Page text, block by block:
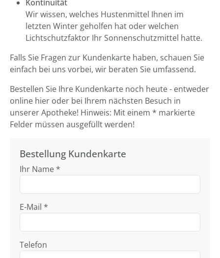
Kontinuität
Wir wissen, welches Hustenmittel Ihnen im
letzten Winter geholfen hat oder welchen
Lichtschutzfaktor Ihr Sonnenschutzmittel hatte.
Falls Sie Fragen zur Kundenkarte haben, schauen Sie
einfach bei uns vorbei, wir beraten Sie umfassend.
Bestellen Sie Ihre Kundenkarte noch heute - entweder
online hier oder bei Ihrem nächsten Besuch in
unserer Apotheke! Hinweis: Mit einem * markierte
Felder müssen ausgefüllt werden!
Bestellung Kundenkarte
Ihr Name *
E-Mail *
Telefon